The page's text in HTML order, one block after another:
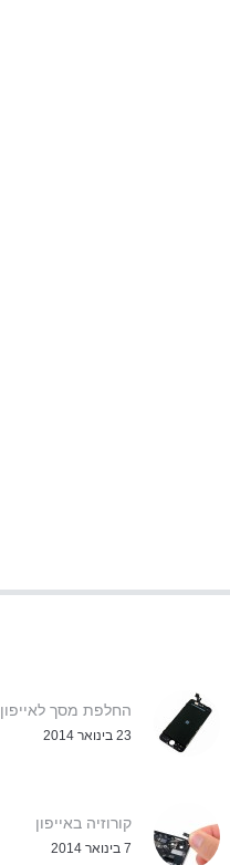
החלפת מסך לאייפון
23 בינואר 2014
קורוזיה באייפון
7 בינואר 2014